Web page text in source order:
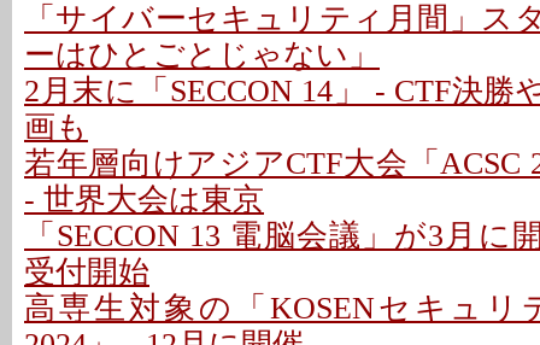
「サイバーセキュリティ月間」ス
ーはひとごとじゃない」
2月末に「SECCON 14」 - CTF決勝
画も
若年層向けアジアCTF大会「ACSC
- 世界大会は東京
「SECCON 13 電脳会議」が3月に
受付開始
高専生対象の「KOSENセキュ